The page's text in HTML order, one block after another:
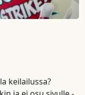
keilailussa?